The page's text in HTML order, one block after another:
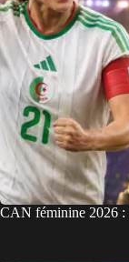
CAN féminine 2026 :